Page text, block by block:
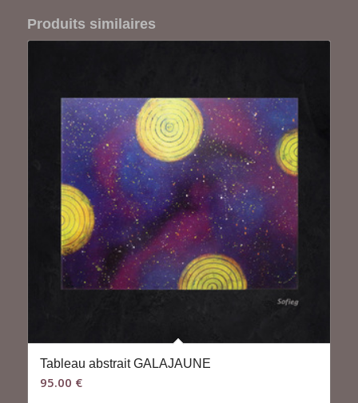
Produits similaires
Tableau abstrait GALAJAUNE
95.00 €